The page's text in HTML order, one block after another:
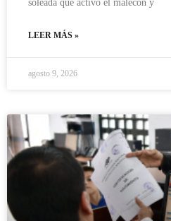
soleada que activó el malecón y
LEER MÁS »
agosto 9, 2026